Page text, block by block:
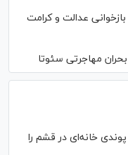
عدالت و کرامت
مهاجرتی سئوتا
آمریکا با بمب ۲ هزار پوندی خانه‌ای در قشم را